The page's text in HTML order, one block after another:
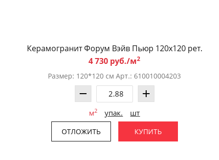
Керамогранит Форум Вэйв Пьюр 120x120 рет.
4 730 руб./м2
Размер: 120*120 см Арт.: 610010004203
м2 упак. шт
ОТЛОЖИТЬ КУПИТЬ